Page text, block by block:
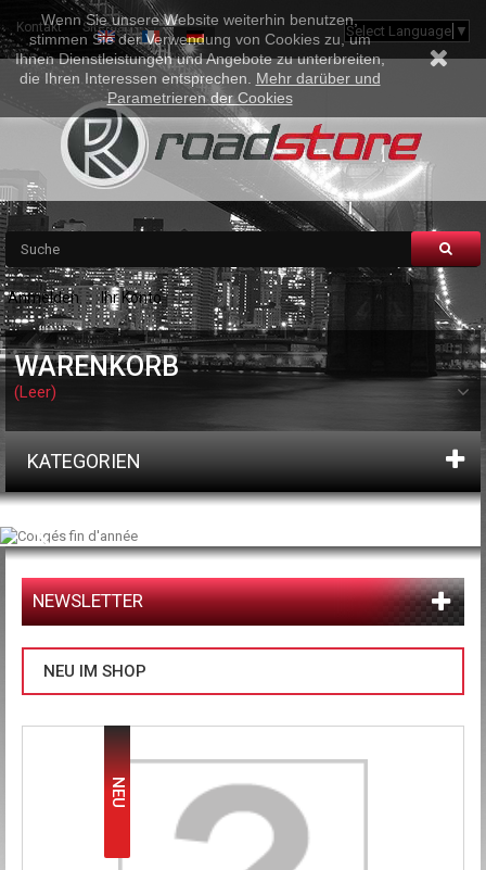
Kontakt Sitemap Select Language ▼
Anmelden Ihr Konto
WARENKORB
(Leer)
KATEGORIEN
NEWSLETTER
NEU IM SHOP
NEU
Wenn Sie unsere Website weiterhin benutzen,
stimmen Sie der Verwendung von Cookies zu, um
Ihnen Dienstleistungen und Angebote zu unterbreiten,
die Ihren Interessen entsprechen. Mehr darüber und
Parametrieren der Cookies